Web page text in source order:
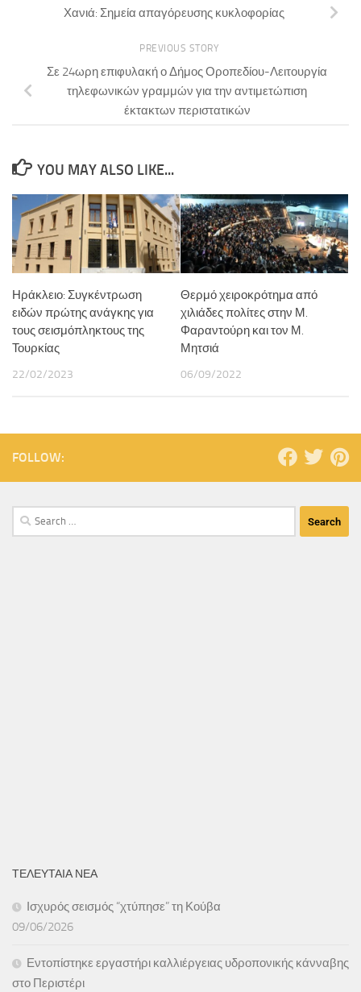
Χανιά: Σημεία απαγόρευσης κυκλοφορίας
PREVIOUS STORY
Σε 24ωρη επιφυλακή ο Δήμος Οροπεδίου-Λειτουργία
τηλεφωνικών γραμμών για την αντιμετώπιση
έκτακτων περιστατικών
YOU MAY ALSO LIKE...
Ηράκλειο: Συγκέντρωση
ειδών πρώτης ανάγκης για
τους σεισμόπληκτους της
Τουρκίας
22/02/2023
Θερμό χειροκρότημα από
χιλιάδες πολίτες στην Μ.
Φαραντούρη και τον Μ.
Μητσιά
06/09/2022
FOLLOW:
ΤΕΛΕΥΤΑΙΑ ΝΕΑ
Ισχυρός σεισμός “χτύπησε” τη Κούβα
09/06/2026
Εντοπίστηκε εργαστήρι καλλιέργειας υδροπονικής κάνναβης
στο Περιστέρι